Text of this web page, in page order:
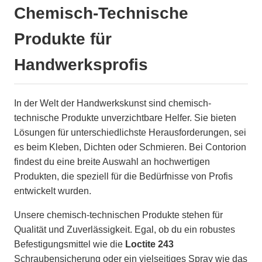
Chemisch-Technische
Produkte für
Handwerksprofis
In der Welt der Handwerkskunst sind chemisch-
technische Produkte unverzichtbare Helfer. Sie bieten
Lösungen für unterschiedlichste Herausforderungen, sei
es beim Kleben, Dichten oder Schmieren. Bei Contorion
findest du eine breite Auswahl an hochwertigen
Produkten, die speziell für die Bedürfnisse von Profis
entwickelt wurden.
Unsere chemisch-technischen Produkte stehen für
Qualität und Zuverlässigkeit. Egal, ob du ein robustes
Befestigungsmittel wie die Loctite 243
Schraubensicherung oder ein vielseitiges Spray wie das